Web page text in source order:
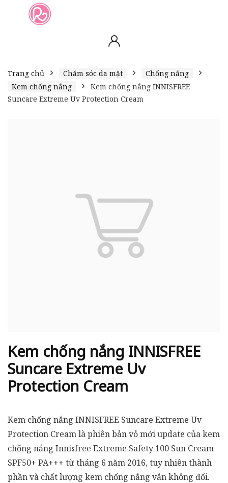
Trang chủ Chăm sóc da mặt
Chống nắng
Kem chống nắng
Kem chống nắng INNISFREE
Suncare Extreme Uv Protection Cream
Kem chống nắng INNISFREE
Suncare Extreme Uv
Protection Cream
Kem chống nắng INNISFREE Suncare Extreme Uv
Protection Cream là phiên bản vỏ mới update của kem
chống nắng Innisfree Extreme Safety 100 Sun Cream
SPF50+ PA+++ từ tháng 6 năm 2016, tuy nhiên thành
phần và chất lượng kem chống nắng vẫn không đổi.